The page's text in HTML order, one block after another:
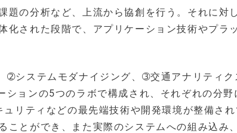
題の分析など、上流から協創を行う。それに対
化された段階で、アプリケーション技術やプラ
➁システムモダナイジング、➂交通アナリティ
ョンの5つのラボで構成され、それぞれの分野
リティなどの最先端技術や開発環境が整備され
ことができ、また実際のシステムへの組み込み